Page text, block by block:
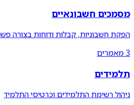
מסמכים חשבונאיים
הפקת חשבוניות, קבלות ודוחות בצורה
3מאמרים
תלמידים
ניהול רשימת התלמידים וכרטיסי התלמיד